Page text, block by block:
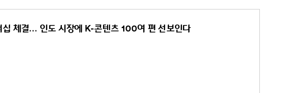
체결… 인도 시장에 K-콘텐츠 100여 편 선보인다